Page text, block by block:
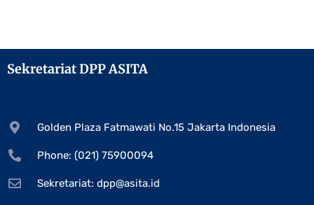
Sekretariat DPP ASITA
Golden Plaza Fatmawati No.15 Jakarta Indonesia
Phone: (021) 75900094
Sekretariat: dpp@asita.id